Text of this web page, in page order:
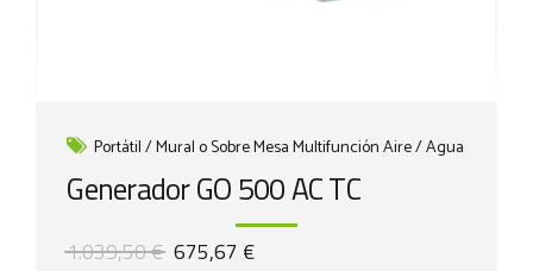
Portátil / Mural o Sobre Mesa Multifunción Aire / Agua
Generador GO 500 AC TC
1.039,50€ El
675,67 €El